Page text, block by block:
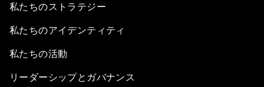
私たちのストラテジー
私たちのアイデンティティ
私たちの活動
リーダーシップとガバナンス